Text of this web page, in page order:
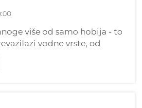
više od samo hobija - to
vodne vrste, od
jezera i vijeka do
mora i obalnih zaljeva.
ribolova, bilo da ste...